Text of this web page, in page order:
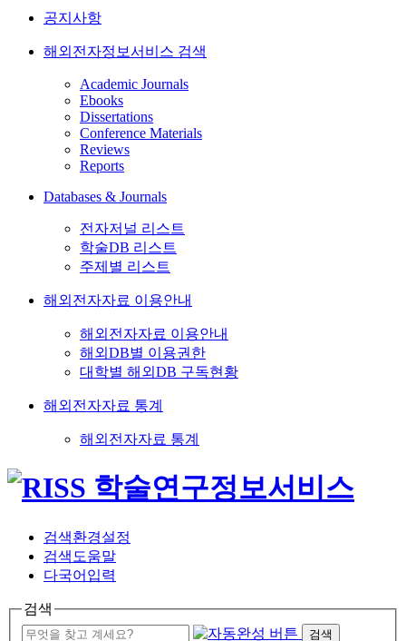
공지사항
해외전자정보서비스 검색
Academic Journals
Ebooks
Dissertations
Conference Materials
Reviews
Reports
Databases & Journals
전자저널 리스트
학술DB 리스트
주제별 리스트
해외전자자료 이용안내
해외전자자료 이용안내
해외DB별 이용권한
대학별 해외DB 구독현황
해외전자자료 통계
해외전자자료 통계
검색환경설정
검색도움말
다국어입력
검색
검색